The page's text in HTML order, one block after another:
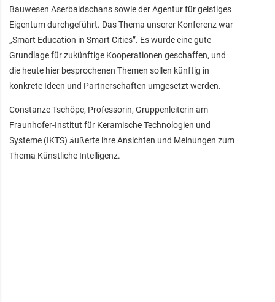
Bauwesen Aserbaidschans sowie der Agentur für geistiges
Eigentum durchgeführt. Das Thema unserer Konferenz war
„Smart Education in Smart Cities”. Es wurde eine gute
Grundlage für zukünftige Kooperationen geschaffen, und
die heute hier besprochenen Themen sollen künftig in
konkrete Ideen und Partnerschaften umgesetzt werden.
Constanze Tschöpe, Professorin, Gruppenleiterin am
Fraunhofer-Institut für Keramische Technologien und
Systeme (IKTS) äußerte ihre Ansichten und Meinungen zum
Thema Künstliche Intelligenz.